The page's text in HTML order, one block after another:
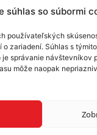
súhlas so súbormi
používateľských
zariadení. Súhlas s
správanie návštevníkov
môže naopak